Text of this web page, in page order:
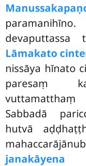
devaputtassa
Lāmakato
nissāya hīnato
paresaṃ
Sabbadā
hutvā